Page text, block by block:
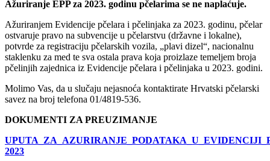
Ažuriranje EPP za 2023. godinu pčelarima se ne naplaćuje.
Ažuriranjem Evidencije pčelara i pčelinjaka za 2023. godinu, pčelar
ostvaruje pravo na subvencije u pčelarstvu (državne i lokalne),
potvrde za registraciju pčelarskih vozila, „plavi dizel“, nacionalnu
staklenku za med te sva ostala prava koja proizlaze temeljem broja
pčelinjih zajednica iz Evidencije pčelara i pčelinjaka u 2023. godini.
Molimo Vas, da u slučaju nejasnoća kontaktirate Hrvatski pčelarski
savez na broj telefona 01/4819-536.
DOKUMENTI ZA PREUZIMANJE
2023